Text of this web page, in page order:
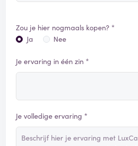
Zou je hier nogmaals kopen? *
Ja
Nee
Je ervaring in één zin *
Je volledige ervaring *